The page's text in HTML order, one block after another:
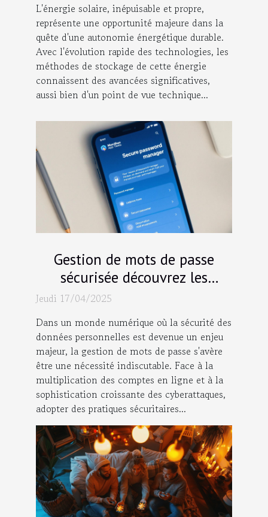
L'énergie solaire, inépuisable et propre,
représente une opportunité majeure dans la
quête d'une autonomie énergétique durable.
Avec l'évolution rapide des technologies, les
méthodes de stockage de cette énergie
connaissent des avancées significatives,
aussi bien d'un point de vue technique...
Gestion de mots de passe
sécurisée découvrez les
applications les plus fiables de
Jeudi 17/04/2025
Dans un monde numérique où la sécurité des
données personnelles est devenue un enjeu
majeur, la gestion de mots de passe s'avère
être une nécessité indiscutable. Face à la
multiplication des comptes en ligne et à la
sophistication croissante des cyberattaques,
adopter des pratiques sécuritaires...